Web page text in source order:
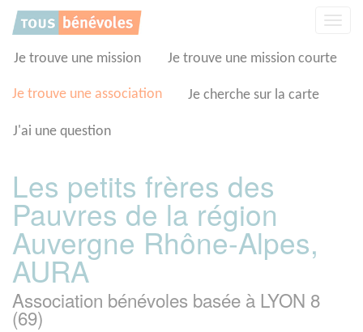
Je trouve une mission Je trouve une mission courte
Je trouve une association Je cherche sur la carte
J'ai une question
Les petits frères des
Pauvres de la région
Auvergne Rhône-Alpes,
AURA
Association bénévoles basée à LYON 8
(69)
Panneau de gestion des cookies